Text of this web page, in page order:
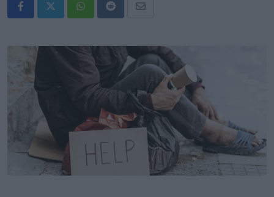
WhatsappRedditShare
Email